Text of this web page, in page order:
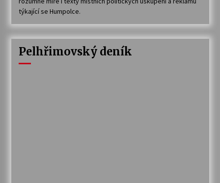
týkající se Humpolce.
Pelhřimovský deník